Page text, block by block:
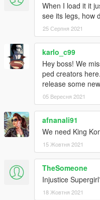
When I load it it
see its legs, how
25 Серпня 2021
karlo_c99
Hey boss! We
ped creators
release some
05 Вересня 2021
afnanali91
We need King
15 Жовтня 2021
TheSomeone
Injustice
18 Жовтня 2021